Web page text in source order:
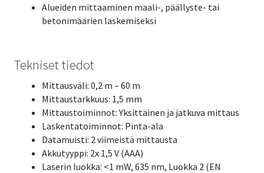
Alueiden mittaaminen maali-, päällyste- tai
betonimäärien laskemiseksi
Tekniset tiedot
Mittausväli: 0,2 m – 60 m
Mittaustarkkuus: 1,5 mm
Mittaustoiminnot: Yksittäinen ja jatkuva mittaus
Laskentatoiminnot: Pinta-ala
Datamuisti: 2 viimeistä mittausta
Akkutyyppi: 2x 1,5 V (AAA)
Laserin luokka: <1 mW, 635 nm, Luokka 2 (EN